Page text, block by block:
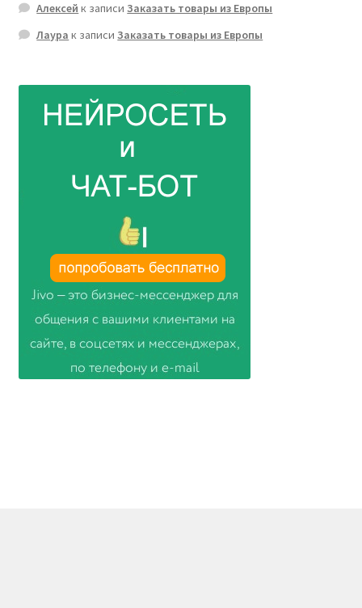
Алексей к записиЗаказать товары из Европы
Лаура к записиЗаказать товары из Европы